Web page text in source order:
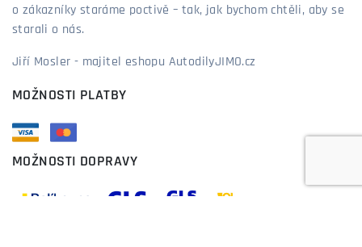
o zákazníky staráme poctivě – tak, jak bychom chtěli, aby se
starali o nás.
Jiří Mosler - majitel eshopu AutodilyJIMO.cz
MOŽNOSTI PLATBY
MOŽNOSTI DOPRAVY